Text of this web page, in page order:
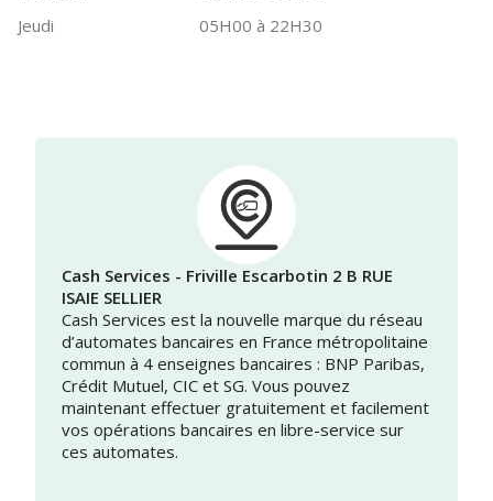
Jeudi
05H00 à 22H30
Cash Services - Friville Escarbotin 2 B RUE
ISAIE SELLIER
Cash Services est la nouvelle marque du réseau
d’automates bancaires en France métropolitaine
commun à 4 enseignes bancaires : BNP Paribas,
Crédit Mutuel, CIC et SG. Vous pouvez
maintenant effectuer gratuitement et facilement
vos opérations bancaires en libre-service sur
ces automates.